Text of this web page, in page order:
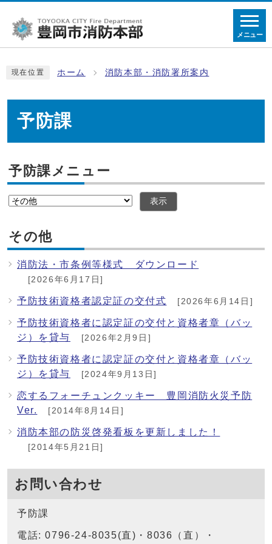
メニュー
現在位置 ホーム 消防本部・消防署所案内
予防課
予防課メニュー
表示
その他
消防法・市条例等様式 ダウンロード
[2026年6月17日]
予防技術資格者認定証の交付式 [2026年6月14日]
予防技術資格者に認定証の交付と資格者章（バッ
ジ）を貸与
[2026年2月9日]
予防技術資格者に認定証の交付と資格者章（バッ
ジ）を貸与
[2024年9月13日]
恋するフォーチュンクッキー 豊岡消防火災予防
Ver.
[2014年8月14日]
消防本部の防災啓発看板を更新しました！
[2014年5月21日]
お問い合わせ
予防課
電話: 0796-24-8035(直)・8036（直）・